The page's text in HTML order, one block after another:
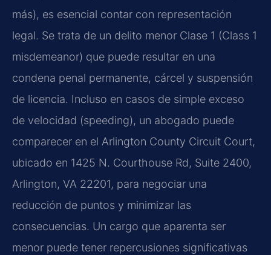
más), es esencial contar con representación
legal. Se trata de un delito menor Clase 1 (Class 1
misdemeanor) que puede resultar en una
condena penal permanente, cárcel y suspensión
de licencia. Incluso en casos de simple exceso
de velocidad (speeding), un abogado puede
comparecer en el Arlington County Circuit Court,
ubicado en 1425 N. Courthouse Rd, Suite 2400,
Arlington, VA 22201, para negociar una
reducción de puntos y minimizar las
consecuencias. Un cargo que aparenta ser
menor puede tener repercusiones significativas